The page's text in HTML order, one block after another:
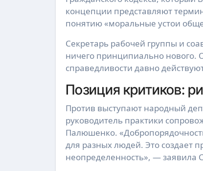
концепции представляют
понятию «моральные устои
Секретарь рабочей группы и
ничего принципиально нового.
справедливости давно
Позиция критиков:
Против выступают народный
руководитель практики
Палюшенко.
для разных людей. Это создает
неопределенность», — заявила